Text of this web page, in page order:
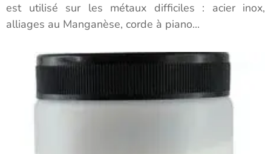
est utilisé sur les métaux difficiles : acier inox,
alliages au Manganèse, corde à piano...